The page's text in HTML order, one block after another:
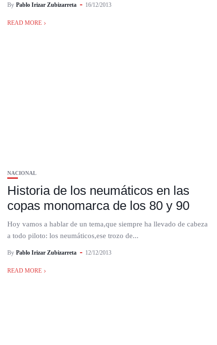
By Pablo Irizar Zubizarreta 16/12/2013
READ MORE
NACIONAL
Historia de los neumáticos en las
copas monomarca de los 80 y 90
Hoy vamos a hablar de un tema,que siempre ha llevado de cabeza
a todo piloto: los neumáticos,ese trozo de...
By Pablo Irizar Zubizarreta 12/12/2013
READ MORE